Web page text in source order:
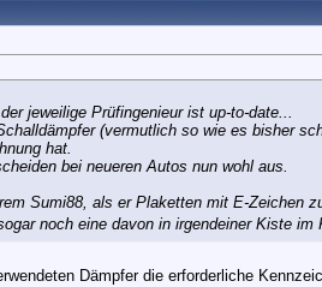
jeweilige Prüfingenieur ist up-to-date...
(vermutlich so wie es bisher
hat.
bei neueren Autos nun wohl aus.
Sumi88, als er Plaketten mit E-Zeichen
noch eine davon in irgendeiner Kiste im
Dämpfer die erforderliche